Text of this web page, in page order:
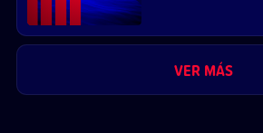
VER MÁS